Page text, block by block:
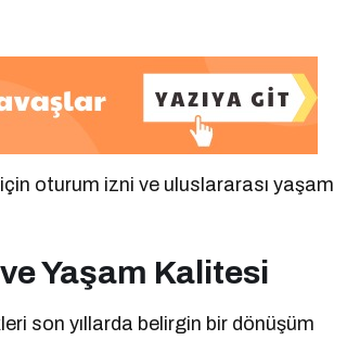
oturum izni ve uluslararası yaşam
Yaşam Kalitesi
son yıllarda belirgin bir dönüşüm